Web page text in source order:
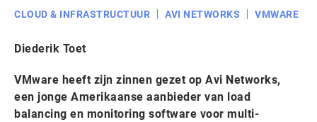
CLOUD & INFRASTRUCTUUR
AVI NETWORKS VMWARE
Diederik Toet
VMware heeft zijn zinnen gezet op Avi Networks,
een jonge Amerikaanse aanbieder van load
balancing en monitoring software voor multi-